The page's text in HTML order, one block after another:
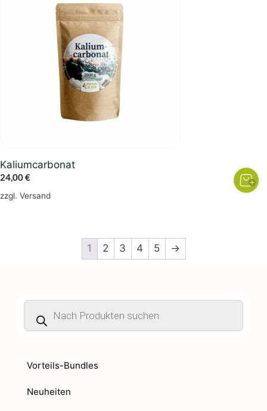
Kaliumcarbonat
24,00€
zzgl. Versand
1 2 3 4 5 →
Products
search
Vorteils-Bundles
Neuheiten